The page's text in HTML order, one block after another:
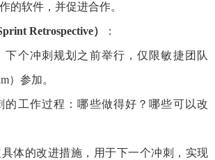
的软件，并促进合作。
Retrospective） ：
下个冲刺规划之前举行，仅限敏捷团队
）参加。
的工作过程：哪些做得好？哪些可以改
体的改进措施，用于下一个冲刺，实现